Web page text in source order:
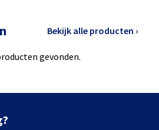
Bekijk alle producten ›
gevonden.